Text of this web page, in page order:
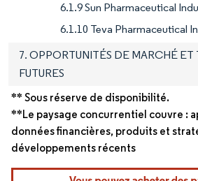
6.1.9 Sun Pharmaceutical
6.1.10 Teva Pharmaceutical
7. OPPORTUNITÉS DE MARCHÉ ET
FUTURES
** Sous réserve de disponibilité.
**Le paysage concurrentiel couvre :
données financières, produits et
développements récents